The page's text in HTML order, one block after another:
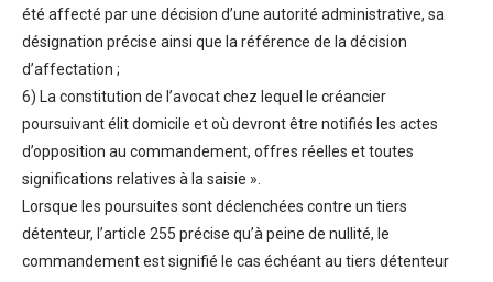
été affecté par une décision d’une autorité administrative, sa
désignation précise ainsi que la référence de la décision
d’affectation ;
6) La constitution de l’avocat chez lequel le créancier
poursuivant élit domicile et où devront être notifiés les actes
d’opposition au commandement, offres réelles et toutes
significations relatives à la saisie ».
Lorsque les poursuites sont déclenchées contre un tiers
détenteur, l’article 255 précise qu’à peine de nullité, le
commandement est signifié le cas échéant au tiers détenteur